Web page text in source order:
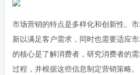
市场营销的特点是多样化和创新性。
新以满足客户需求，同时也需要适应
的核心是了解消费者，研究消费者的
过程，并根据这些信息制定营销策略。